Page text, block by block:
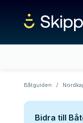
Båtguiden /
Bidra till